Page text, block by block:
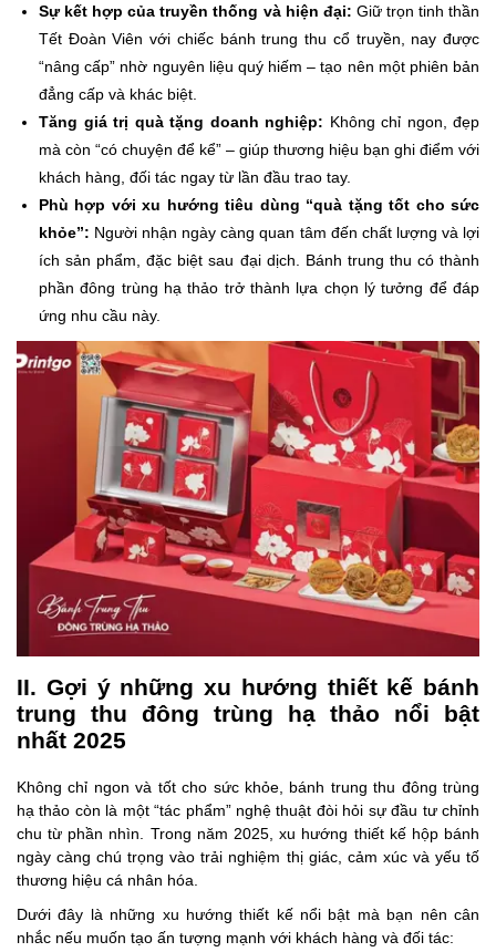
Sự kết hợp của truyền thống và hiện đại: Giữ trọn tinh thần
Tết Đoàn Viên với chiếc bánh trung thu cổ truyền, nay được
“nâng cấp” nhờ nguyên liệu quý hiếm – tạo nên một phiên bản
đẳng cấp và khác biệt.
Tăng giá trị quà tặng doanh nghiệp: Không chỉ ngon, đẹp
mà còn “có chuyện để kể” – giúp thương hiệu bạn ghi điểm với
khách hàng, đối tác ngay từ lần đầu trao tay.
Phù hợp với xu hướng tiêu dùng “quà tặng tốt cho sức
khỏe”: Người nhận ngày càng quan tâm đến chất lượng và lợi
ích sản phẩm, đặc biệt sau đại dịch. Bánh trung thu có thành
phần đông trùng hạ thảo trở thành lựa chọn lý tưởng để đáp
ứng nhu cầu này.
II. Gợi ý những xu hướng thiết kế bánh
trung thu đông trùng hạ thảo nổi bật
nhất 2025
Không chỉ ngon và tốt cho sức khỏe, bánh trung thu đông trùng
hạ thảo còn là một “tác phẩm” nghệ thuật đòi hỏi sự đầu tư chỉnh
chu từ phần nhìn. Trong năm 2025, xu hướng thiết kế hộp bánh
ngày càng chú trọng vào trải nghiệm thị giác, cảm xúc và yếu tố
thương hiệu cá nhân hóa.
Dưới đây là những xu hướng thiết kế nổi bật mà bạn nên cân
nhắc nếu muốn tạo ấn tượng mạnh với khách hàng và đối tác: